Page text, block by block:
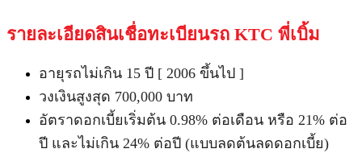
รายละเอียดสินเชื่อทะเบียนรถ KTC พี่เบิ้ม
อายุรถไม่เกิน 15 ปี [ 2006 ขึ้นไป ]
วงเงินสูงสุด 700,000 บาท
อัตราดอกเบี้ยเริ่มต้น 0.98% ต่อเดือน หรือ 21% ต่อ
ปี และไม่เกิน 24% ต่อปี (แบบลดต้นลดดอกเบี้ย)